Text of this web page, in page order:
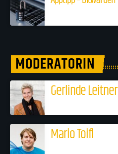
MODERATORIN
Gerlinde Leitner
Mario Toifl